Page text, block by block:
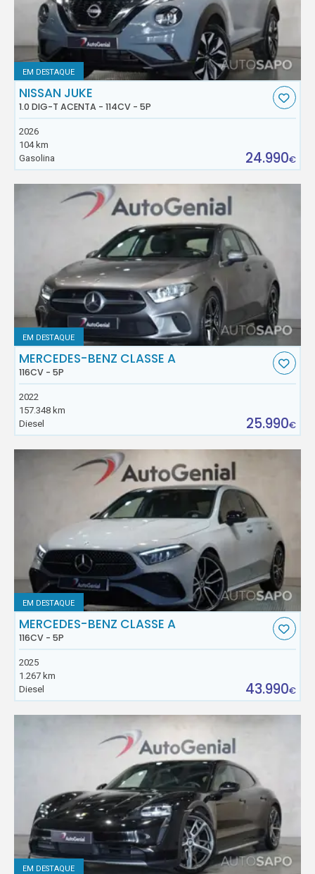
EM DESTAQUE
NISSAN JUKE
1.0 DIG-T ACENTA - 114CV - 5P
2026
104 km
Gasolina
24.990€
EM DESTAQUE
MERCEDES-BENZ CLASSE A
116CV - 5P
2022
157.348 km
Diesel
25.990€
EM DESTAQUE
MERCEDES-BENZ CLASSE A
116CV - 5P
2025
1.267 km
Diesel
43.990€
EM DESTAQUE